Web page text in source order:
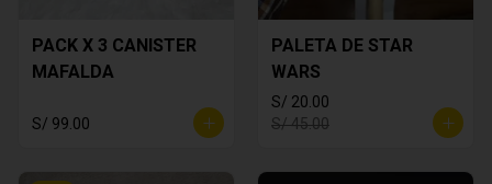
PACK X 3 CANISTER
MAFALDA
S/ 99.00
PALETA DE STAR
WARS
S/ 20.00
S/ 45.00